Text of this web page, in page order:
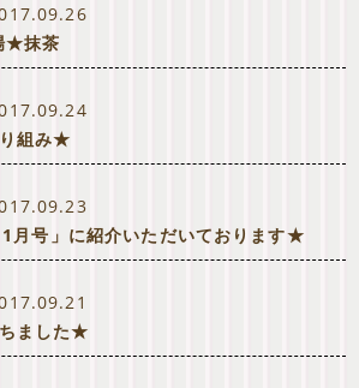
★抹茶
組み★
月号」に紹介いただいております★
ました★